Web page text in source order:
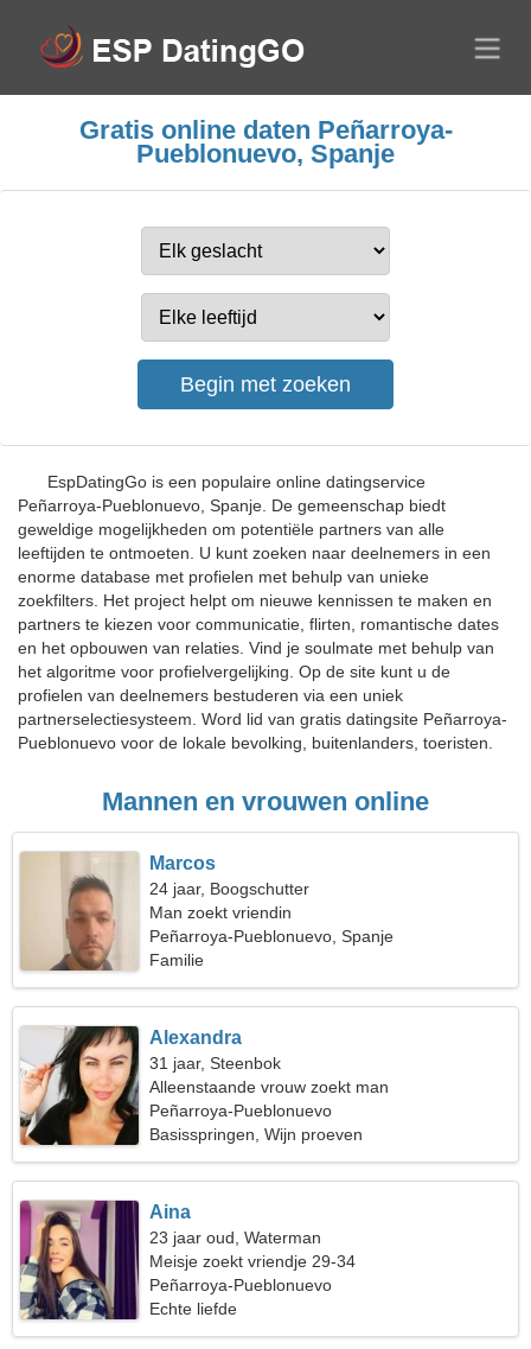
Gratis online daten Peñarroya-
Pueblonuevo, Spanje
EspDatingGo is een populaire online datingservice
Peñarroya-Pueblonuevo, Spanje. De gemeenschap biedt
geweldige mogelijkheden om potentiële partners van alle
leeftijden te ontmoeten. U kunt zoeken naar deelnemers in een
enorme database met profielen met behulp van unieke
zoekfilters. Het project helpt om nieuwe kennissen te maken en
partners te kiezen voor communicatie, flirten, romantische dates
en het opbouwen van relaties. Vind je soulmate met behulp van
het algoritme voor profielvergelijking. Op de site kunt u de
profielen van deelnemers bestuderen via een uniek
partnerselectiesysteem. Word lid van gratis datingsite Peñarroya-
Pueblonuevo voor de lokale bevolking, buitenlanders, toeristen.
Mannen en vrouwen online
Marcos
24 jaar, Boogschutter
Man zoekt vriendin
Peñarroya-Pueblonuevo, Spanje
Familie
Alexandra
31 jaar, Steenbok
Alleenstaande vrouw zoekt man
Peñarroya-Pueblonuevo
Basisspringen, Wijn proeven
Aina
23 jaar oud, Waterman
Meisje zoekt vriendje 29-34
Peñarroya-Pueblonuevo
Echte liefde